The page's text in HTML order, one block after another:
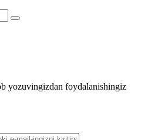
yozuvingizdan foydalanishingiz